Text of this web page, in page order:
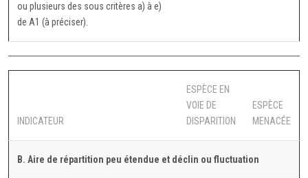
ou plusieurs des sous critères a) à e)
de A1 (à préciser).
INDICATEUR
ESPÈCE EN
VOIE DE
DISPARITION
ESPÈCE
MENACÉE
B. Aire de répartition peu étendue et déclin ou fluctuation